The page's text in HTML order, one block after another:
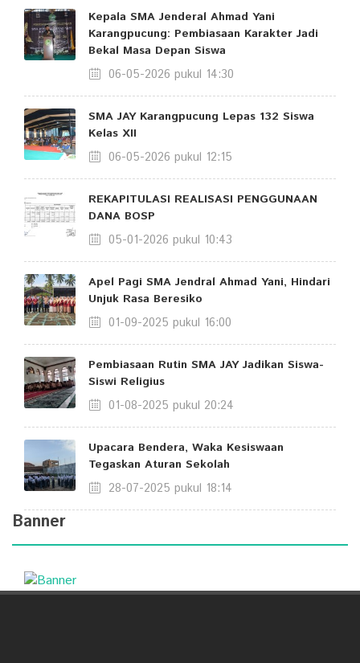
Kepala SMA Jenderal Ahmad Yani
Karangpucung: Pembiasaan Karakter Jadi
Bekal Masa Depan Siswa
06-05-2026 pukul 14:30
SMA JAY Karangpucung Lepas 132 Siswa
Kelas XII
06-05-2026 pukul 12:15
REKAPITULASI REALISASI PENGGUNAAN
DANA BOSP
05-01-2026 pukul 10:43
Apel Pagi SMA Jendral Ahmad Yani, Hindari
Unjuk Rasa Beresiko
01-09-2025 pukul 16:00
Pembiasaan Rutin SMA JAY Jadikan Siswa-
Siswi Religius
01-08-2025 pukul 20:24
Upacara Bendera, Waka Kesiswaan
Tegaskan Aturan Sekolah
28-07-2025 pukul 18:14
Banner